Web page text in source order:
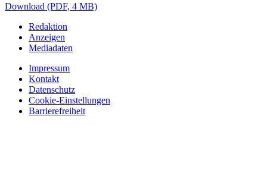
Download (PDF, 4 MB)
Redaktion
Anzeigen
Mediadaten
Impressum
Kontakt
Datenschutz
Cookie-Einstellungen
Barrierefreiheit